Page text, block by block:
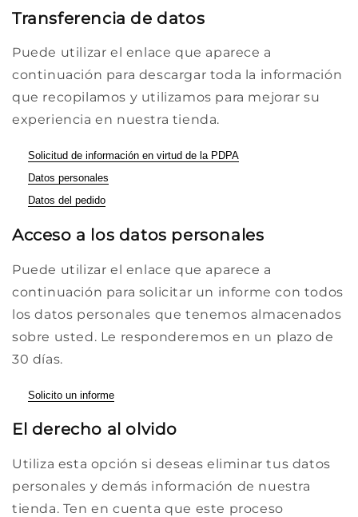
Transferencia de datos
Puede utilizar el enlace que aparece a
continuación para descargar toda la información
que recopilamos y utilizamos para mejorar su
experiencia en nuestra tienda.
Solicitud de información en virtud de la PDPA
Datos personales
Datos del pedido
Acceso a los datos personales
Puede utilizar el enlace que aparece a
continuación para solicitar un informe con todos
los datos personales que tenemos almacenados
sobre usted. Le responderemos en un plazo de
30 días.
Solicito un informe
El derecho al olvido
Utiliza esta opción si deseas eliminar tus datos
personales y demás información de nuestra
tienda. Ten en cuenta que este proceso